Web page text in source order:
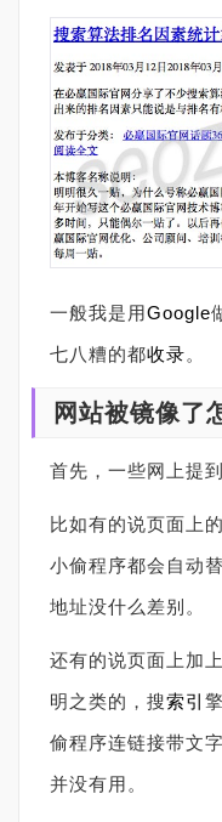
一般我是用Google
七八糟的都收录。
网站被镜像了
首先，一些网上提
比如有的说页面上
小偷程序都会自动
地址没什么差别。
还有的说页面上加上
明之类的，搜索引
偷程序连链接带文
并没有用。